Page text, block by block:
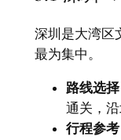
深圳是大湾区
最为集中。
路线选择
通关，
行程参考